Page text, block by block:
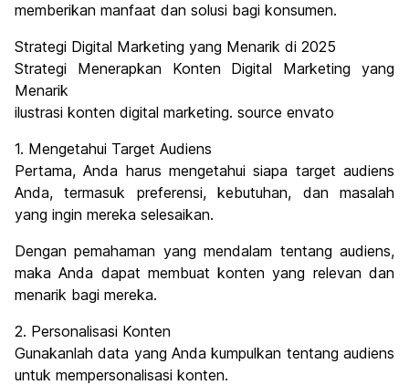
memberikan manfaat dan solusi bagi konsumen.
Strategi Digital Marketing yang Menarik di 2025
Strategi Menerapkan Konten Digital Marketing yang
Menarik
ilustrasi konten digital marketing. source envato
1. Mengetahui Target Audiens
Pertama, Anda harus mengetahui siapa target audiens
Anda, termasuk preferensi, kebutuhan, dan masalah
yang ingin mereka selesaikan.
Dengan pemahaman yang mendalam tentang audiens,
maka Anda dapat membuat konten yang relevan dan
menarik bagi mereka.
2. Personalisasi Konten
Gunakanlah data yang Anda kumpulkan tentang audiens
untuk mempersonalisasi konten.